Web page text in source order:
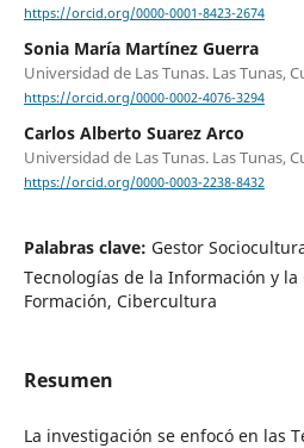
https://orcid.org/0000-0001-8423-2674
Sonia María Martínez Guerra
Universidad de Las Tunas. Las Tunas,
https://orcid.org/0000-0002-4076-3294
Carlos Alberto Suarez Arco
Universidad de Las Tunas. Las Tunas,
https://orcid.org/0000-0003-2238-8432
Palabras clave: Gestor
Tecnologías de la Información y la
Formación, Cibercultura
Resumen
La investigación se enfocó en las